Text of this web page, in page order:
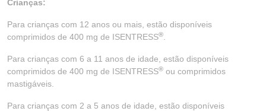
Crianças:
Para crianças com 12 anos ou mais, estão disponíveis
comprimidos de 400 mg de ISENTRESS®
Para crianças com 6 a 11 anos de idade, estão disponíveis
comprimidos de 400 mg de ISENTRESS® ou comprimidos
mastigáveis.
Para crianças com 2 a 5 anos de idade, estão disponíveis